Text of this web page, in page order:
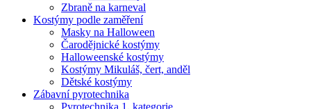
Zbraně na karneval
Kostýmy podle zaměření
Masky na Halloween
Čarodějnické kostýmy
Halloweenské kostýmy
Kostýmy Mikuláš, čert, anděl
Dětské kostýmy
Zábavní pyrotechnika
Pyrotechnika 1. kategorie